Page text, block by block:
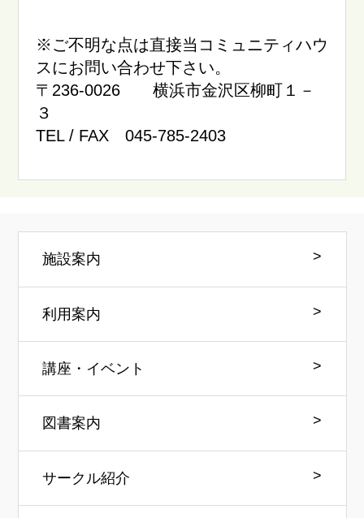
※ご不明な点は直接当コミュニティハウ
スにお問い合わせ下さい。
〒236-0026 横浜市金沢区柳町１－
３
TEL / FAX 045-785-2403
施設案内
利用案内
講座・イベント
図書案内
サークル紹介